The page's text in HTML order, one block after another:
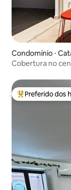
Condomínio ⋅
Cobertura no
Entre os
Preferido dos